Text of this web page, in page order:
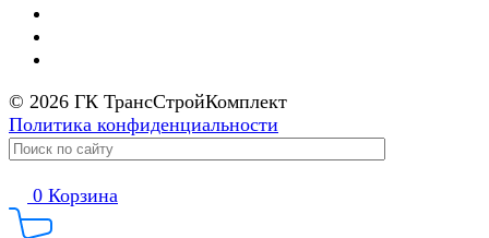
© 2026 ГК ТрансСтройКомплект
Политика конфиденциальности
0 Корзина